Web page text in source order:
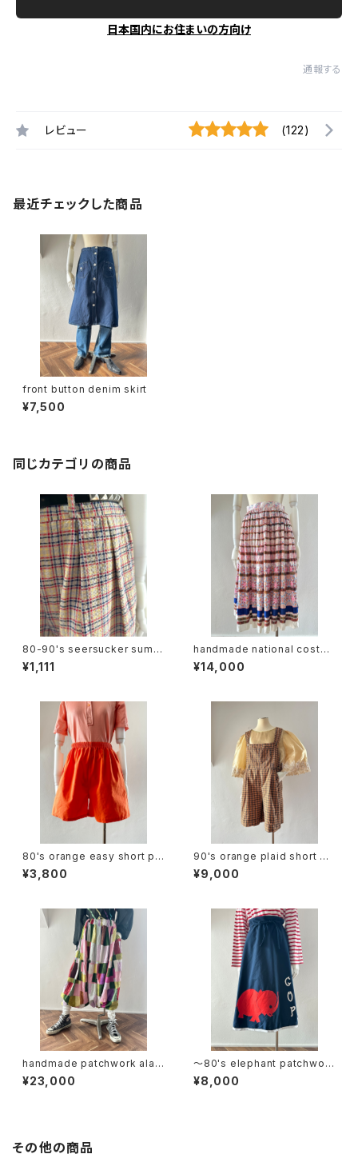
日本国内にお住まいの方向け
通報する
レビュー (122)
最近チェックした商品
front button denim skirt
¥7,500
同じカテゴリの商品
80-90's seersucker summ
er plaid slacks
¥1,111
handmade national costu
me design skirt
¥14,000
80's orange easy short pa
nts
¥3,800
90's orange plaid short ov
erall
¥9,000
handmade patchwork alad
din pants
¥23,000
〜80's elephant patchwork
wrap skirt
¥8,000
その他の商品